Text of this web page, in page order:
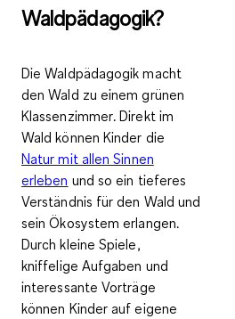
Waldpädagogik?
Die Waldpädagogik macht
den Wald zu einemgrünen
Klassenzimmer. Direkt im
Wald können Kinder die
Natur mit allen Sinnen
erleben und so ein tieferes
Verständnis für den Wald und
sein Ökosystem erlangen.
Durch kleine Spiele,
kniffelige Aufgaben und
interessante Vorträge
können Kinder auf eigene